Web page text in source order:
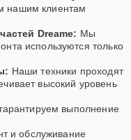
нашим клиентам
Dreame: Мы
используются только
Наши техники проходят
высокий уровень
выполнение
и обслуживание